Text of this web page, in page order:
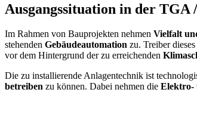
Ausgangssituation in der TGA
Im Rahmen von Bauprojekten nehmen Vielfalt
stehenden Gebäudeautomation zu. Treiber
vor dem Hintergrund der zu erreichenden
Die zu installierende Anlagentechnik ist
betreiben zu können. Dabei nehmen die Elektro-